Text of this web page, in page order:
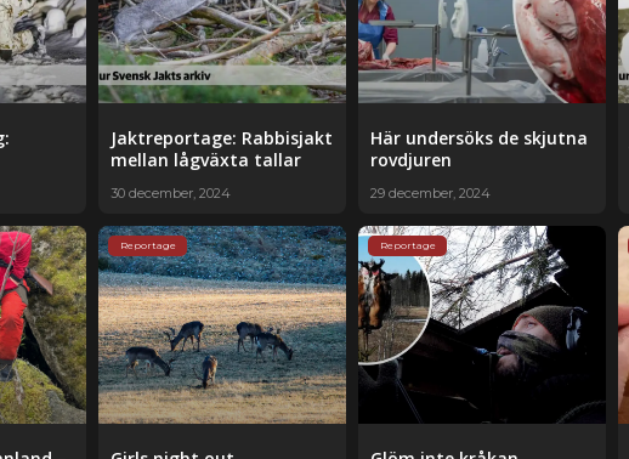
Jaktreportage: Rabbisjakt
mellan ­lågväxta tallar
30 december, 2024
Här undersöks de skjutna
rovdjuren
29 december, 2024
Reportage Reportage